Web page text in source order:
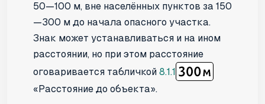
50—100 м, вне населённых пунктов за 150
—300 м до начала опасного участка.
Знак может устанавливаться и на ином
расстоянии, но при этом расстояние
оговаривается табличкой 8.1.1
«Расстояние до объекта».